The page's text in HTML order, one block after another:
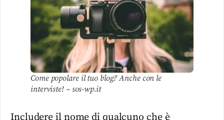
Come popolare il tuo blog? Anche con le
interviste! – sos-wp.it
Includere il nome di qualcuno che è